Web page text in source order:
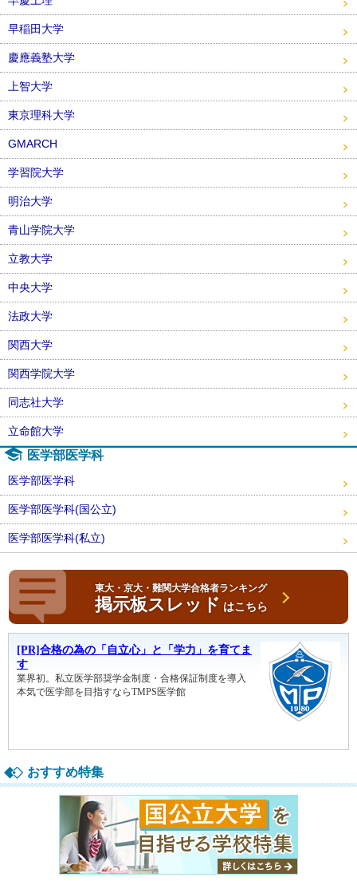
早稲田大学
慶應義塾大学
上智大学
東京理科大学
GMARCH
学習院大学
明治大学
青山学院大学
立教大学
中央大学
法政大学
関西大学
関西学院大学
同志社大学
立命館大学
医学部医学科
医学部医学科
医学部医学科(国公立)
医学部医学科(私立)
東大・京大・難関大学合格者ランキング
掲示板スレッド はこちら
おすすめ特集